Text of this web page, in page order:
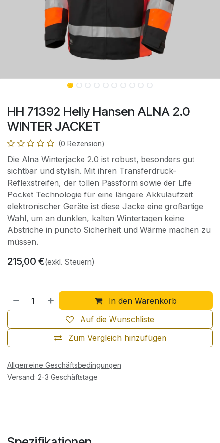
HH 71392 Helly Hansen ALNA 2.0
WINTER JACKET
(0 Rezension)
Die Alna Winterjacke 2.0 ist robust, besonders gut
sichtbar und stylish. Mit ihren Transferdruck-
Reflexstreifen, der tollen Passform sowie der Life
Pocket Technologie für eine längere Akkulaufzeit
elektronischer Geräte ist diese Jacke eine großartige
Wahl, um an dunklen, kalten Wintertagen keine
Abstriche in puncto Sicherheit und Wärme machen zu
müssen.
215,00 €(exkl. Steuern)
In den Warenkorb
Zum Vergleich hinzufügen
Auf die Wunschliste
Allgemeine Geschäftsbedingungen
Versand: 2-3 Geschäftstage